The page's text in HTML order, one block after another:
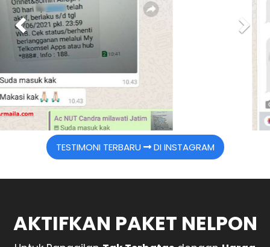
u
s
TESTIMONI TERBARU DI INSTAGRAM
AKTIFKAN PAKET NELPON